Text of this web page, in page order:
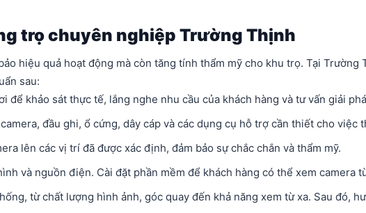
trọ chuyên nghiệp Trường Thịnh
hiệu quả hoạt động mà còn tăng tính thẩm mỹ cho khu trọ. Tại Trường
sau:
để khảo sát thực tế, lắng nghe nhu cầu của khách hàng và tư vấn giải
đầu ghi, ổ cứng, dây cáp và các dụng cụ hỗ trợ cần thiết cho việc
lên các vị trí đã được xác định, đảm bảo sự chắc chắn và thẩm mỹ.
và nguồn điện. Cài đặt phần mềm để khách hàng có thể xem camera
từ chất lượng hình ảnh, góc quay đến khả năng xem từ xa. Sau đó,